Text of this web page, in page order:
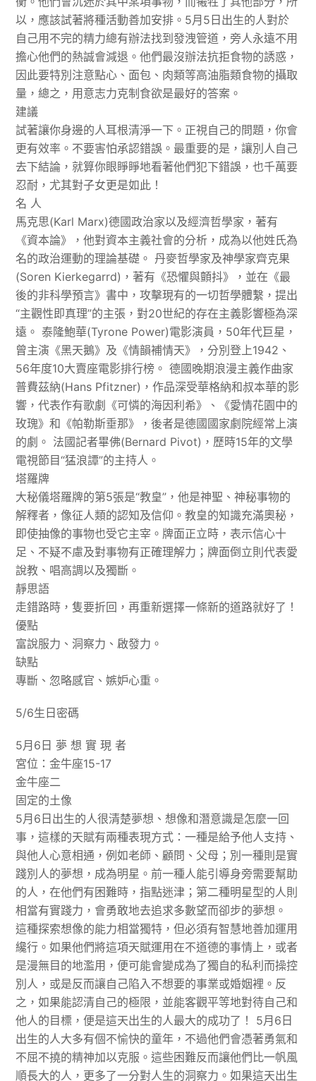
以，應該試著將種活動善加安排。5月5日出生的人對於
自己用不完的精力總有辦法找到發洩管道，旁人永遠不用
擔心他們的熱誠會減退。他們最沒辦法抗拒食物的誘惑，
因此要特別注意點心、面包、肉類等高油脂類食物的攝取
量，總之，用意志力克制食欲是最好的答案。
建議
試著讓你身邊的人耳根清淨一下。正視自己的問題，你會
更有效率。不要害怕承認錯誤。最重要的是，讓別人自己
去下結論，就算你眼睜睜地看著他們犯下錯誤，也千萬要
忍耐，尤其對子女更是如此！
名 人
馬克思(Karl Marx)德國政治家以及經濟哲學家，著有
《資本論》，他對資本主義社會的分析，成為以他姓氏為
名的政治運動的理論基礎。 丹麥哲學家及神學家齊克果
(Soren Kierkegarrd)，著有《恐懼與顫抖》，並在《最
後的非科學預言》書中，攻擊現有的一切哲學體繫，提出
“主觀性即真理”的主張，對20世紀的存在主義影響極為深
遠。 泰隆鮑華(Tyrone Power)電影演員，50年代巨星，
曾主演《黑天鵝》及《情韻補情天》，分別登上1942、
56年度10大賣座電影排行榜。 德國晚期浪漫主義作曲家
普費茲納(Hans Pfitzner)，作品深受華格納和叔本華的影
響，代表作有歌劇《可憐的海因利希》、《愛情花園中的
玫瑰》和《帕勒斯垂那》，後者是德國國家劇院經常上演
的劇。 法國記者畢佛(Bernard Pivot)，歷時15年的文學
電視節目“猛浪譚”的主持人。
塔羅牌
大秘儀塔羅牌的第5張是“教皇”，他是神聖、神秘事物的
解釋者，像征人類的認知及信仰。教皇的知識充滿奧秘，
即使抽像的事物也受它主宰。牌面正立時，表示信心十
足、不疑不慮及對事物有正確理解力；牌面倒立則代表愛
說教、唱高調以及獨斷。
靜思語
走錯路時，隻要折回，再重新選擇一條新的道路就好了！
優點
富說服力、洞察力、啟發力。
缺點
專斷、忽略感官、嫉妒心重。
5/6生日密碼
5月6日 夢 想 實 現 者
宮位：金牛座15-17
金牛座二
固定的土像
5月6日出生的人很清楚夢想、想像和潛意識是怎麼一回
事，這樣的天賦有兩種表現方式：一種是給予他人支持、
與他人心意相通，例如老師、顧問、父母；別一種則是實
踐別人的夢想，成為明星。前一種人能引導身旁需要幫助
的人，在他們有困難時，指點迷津；第二種明星型的人則
相當有實踐力，會勇敢地去追求多數望而卻步的夢想。
這種探索想像的能力相當獨特，但必須有智慧地善加運用
纔行。如果他們將這項天賦運用在不道德的事情上，或者
是漫無目的地濫用，便可能會變成為了獨自的私利而操控
別人，或是反而讓自己陷入不想要的事業或婚姻裡。反
之，如果能認清自己的極限，並能客觀平等地對待自己和
他人的目標，便是這天出生的人最大的成功了！ 5月6日
出生的人大多有個不愉快的童年，不過他們會憑著勇氣和
不屈不撓的精神加以克服。這些困難反而讓他們比一帆風
順長大的人，更多了一分對人生的洞察力。如果這天出生